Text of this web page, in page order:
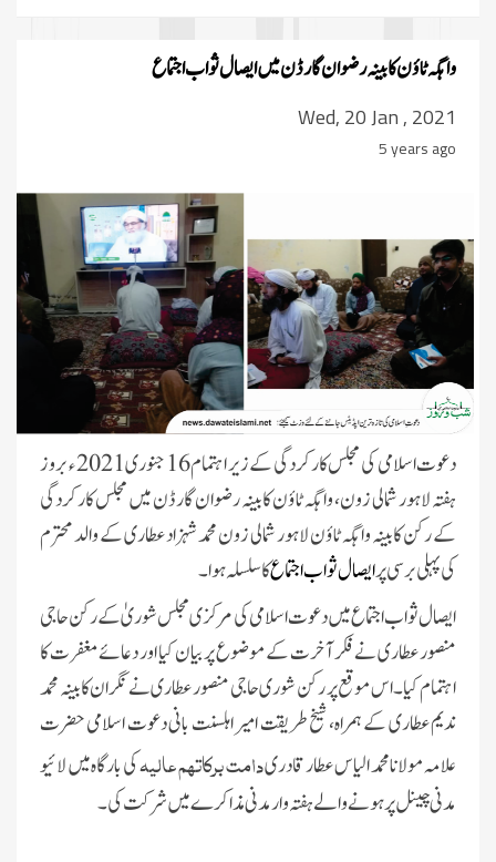
واہگہ ٹاؤن کابینہ رضوان گارڈن میں ایصال ثواب اجتماع
Wed, 20 Jan , 2021
5 years ago
دعوت اسلامی کی مجلس کارکردگی کے زیر اہتمام 16 جنوری 2021 ء بروز
ہفتہ لاہور شمالی زون، واہگہ ٹاؤن کابینہ رضوان گارڈن میں مجلس کارکردگی
کے رکن کابینہ واہگہ ٹاؤن لاہور شمالی زون محمد شہزاد عطاری کے والد محترم
کی پہلی برسی پرایصال ثواب اجتماعکا سلسلہ ہوا۔
ایصال ثواب اجتماع میں دعوت اسلامی کی مرکزی مجلس شوریٰ کے رکن حاجی
منصور عطاری نے فکر آخرت کے موضوع پر بیان کیا اور دعائے مغفرت کا
اہتمام کیا۔ اس موقع پر رکن شوری حاجی منصور عطاری نے نگران کابینہ محمد
ندیم عطاری کے ہمراہ، شیخ طریقت امیر اہلسنت بانی دعوت اسلامی حضرت
علامہ مولانا محمد الیاس عطار قادریدامت برکاتہم عالیہکی بارگاہ میں لائیو
مدنی چینل پر ہونے والے ہفتہ وار مدنی مذاکرےمیں شرکت کی ۔